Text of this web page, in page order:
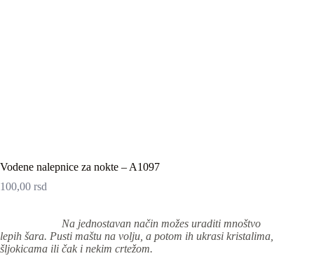
Vodene nalepnice za nokte – A1097
100,00 rsd
Na jednostavan način možes uraditi mnoštvo
lepih šara. Pusti maštu na volju, a potom ih ukrasi kristalima,
šljokicama ili čak i nekim crtežom.